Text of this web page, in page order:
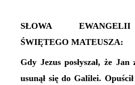
SŁOWA
ŚWIĘTEGO MATEUSZA:
Gdy Jezus posłyszał, że Jan
usunął się do Galilei.